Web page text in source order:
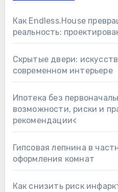
Как Endless.House
реальность:
Скрытые двери:
современном интерьере
Ипотека без
возможности, риски и
рекомендации<
Гипсовая лепнина в
оформления комнат
Как снизить риск